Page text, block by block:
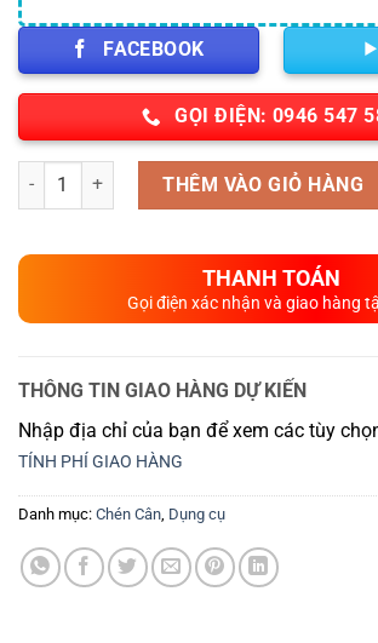
FACEBOOK
GỌI ĐIỆN: 0946 547
Số lượng THÊM VÀO GIỎ HÀNG
THANH TOÁN
Gọi điện xác nhận và giao hàng
THÔNG TIN GIAO HÀNG DỰ KIẾN
Nhập địa chỉ của bạn để xem các tùy
TÍNH PHÍ GIAO HÀNG
Danh mục: Chén Cân Dụng cụ